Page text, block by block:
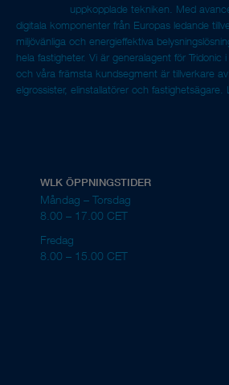
uppkopplade tekniken. Med
digitala komponenter från Europas ledande
miljövänliga och energieffektiva
hela fastigheter. Vi är generalagent för Tridonic
och våra främsta kundsegment är tillverkare
elgrossister, elinstallatörer och fastighetsägare.
WLK ÖPPNINGSTIDER
Måndag – Torsdag
8.00 – 17.00 CET
Fredag
8.00 – 15.00 CET